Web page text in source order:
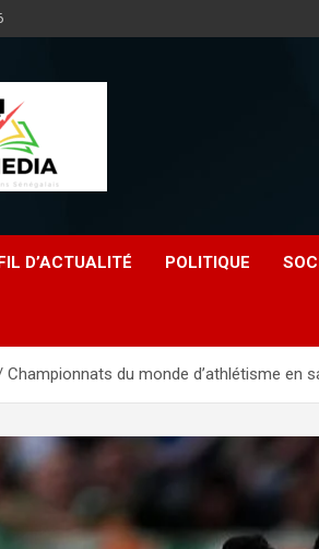
D’ACTUALITÉ POLITIQUE
Championnats du monde d’athlétisme en